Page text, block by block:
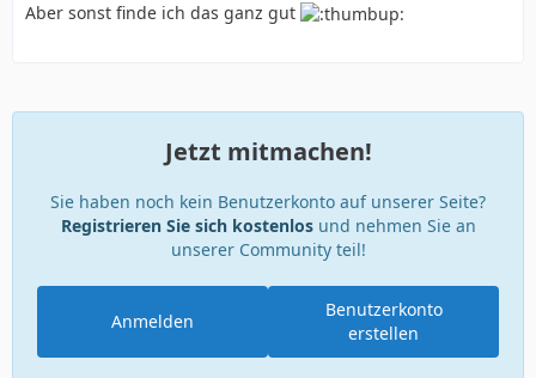
Aber sonst finde ich das ganz gut
Jetzt mitmachen!
Sie haben noch kein Benutzerkonto auf unserer Seite?
Registrieren Sie sich kostenlosund nehmen Sie an
unserer Community teil!
Benutzerkonto
erstellen
Anmelden